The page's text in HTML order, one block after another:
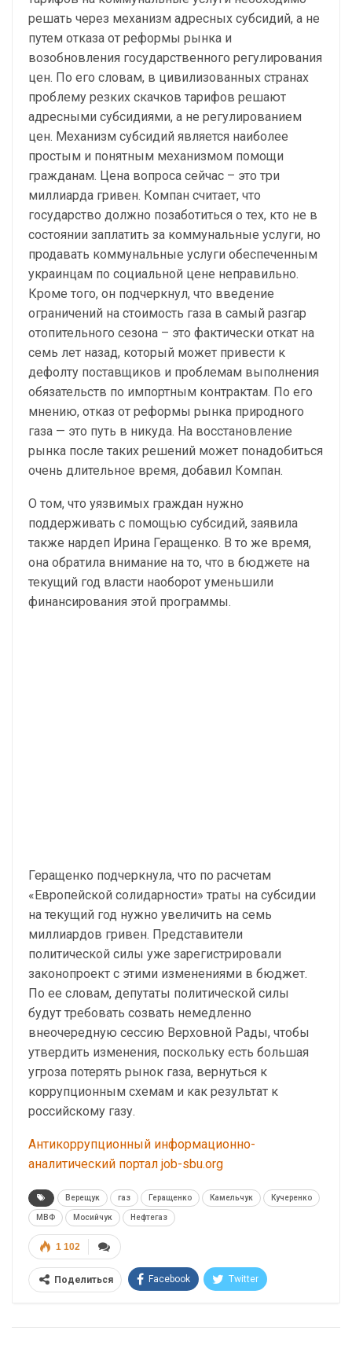
решать через механизм адресных субсидий, а не
путем отказа от реформы рынка и
возобновления государственного регулирования
цен. По его словам, в цивилизованных странах
проблему резких скачков тарифов решают
адресными субсидиями, а не регулированием
цен. Механизм субсидий является наиболее
простым и понятным механизмом помощи
гражданам. Цена вопроса сейчас – это три
миллиарда гривен. Компан считает, что
государство должно позаботиться о тех, кто не в
состоянии заплатить за коммунальные услуги, но
продавать коммунальные услуги обеспеченным
украинцам по социальной цене неправильно.
Кроме того, он подчеркнул, что введение
ограничений на стоимость газа в самый разгар
отопительного сезона – это фактически откат на
семь лет назад, который может привести к
дефолту поставщиков и проблемам выполнения
обязательств по импортным контрактам. По его
мнению, отказ от реформы рынка природного
газа — это путь в никуда. На восстановление
рынка после таких решений может понадобиться
очень длительное время, добавил Компан.
О том, что уязвимых граждан нужно
поддерживать с помощью субсидий, заявила
также нардеп Ирина Геращенко. В то же время,
она обратила внимание на то, что в бюджете на
текущий год власти наоборот уменьшили
финансирования этой программы.
Геращенко подчеркнула, что по расчетам
«Европейской солидарности» траты на субсидии
на текущий год нужно увеличить на семь
миллиардов гривен. Представители
политической силы уже зарегистрировали
законопроект с этими изменениями в бюджет.
По ее словам, депутаты политической силы
будут требовать созвать немедленно
внеочередную сессию Верховной Рады, чтобы
утвердить изменения, поскольку есть большая
угроза потерять рынок газа, вернуться к
коррупционным схемам и как результат к
российскому газу.
Антикоррупционный информационно-
аналитический портал job-sbu.org
Верещук газ Геращенко Камельчук Кучеренко
МВФ Мосийчук Нефтегаз
1 102
Поделиться Facebook Twitter